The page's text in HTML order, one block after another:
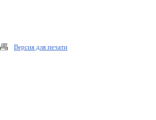
Версия для печати